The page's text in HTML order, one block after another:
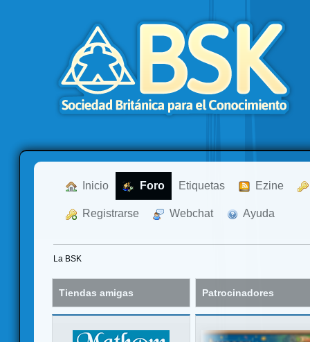
Inicio Foro Etiquetas Ezine
Registrarse Webchat Ayuda
La BSK
Tiendas amigas Patrocinadores